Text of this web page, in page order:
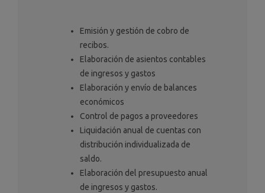
Emisión y gestión de cobro de
recibos.
Elaboración de asientos contables
de ingresos y gastos
Elaboración y envío de balances
económicos
Control de pagos a proveedores
Liquidación anual de cuentas con
distribución individualizada de
saldo.
Elaboración del presupuesto anual
de ingresos y gastos.